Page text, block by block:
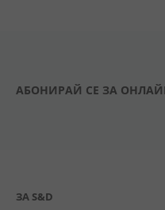
АБОНИРАЙ СЕ ЗА
ЗА S&D